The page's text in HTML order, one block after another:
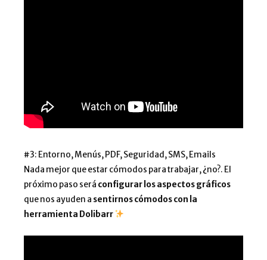
#3: Entorno, Menús, PDF, Seguridad, SMS, Emails
Nada mejor que estar cómodos para trabajar, ¿no?. El
próximo paso será configurar los aspectos gráficos
que nos ayuden a sentirnos cómodos con la
herramienta Dolibarr